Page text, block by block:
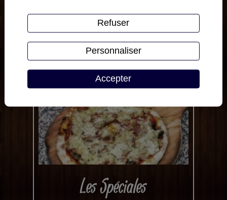
Les Poissons
Les Spéciales
Accepter
Refuser
Personnaliser